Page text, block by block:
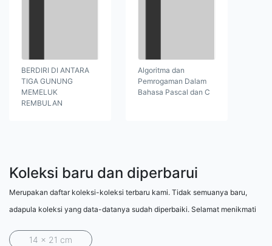
BERDIRI DI ANTARA
TIGA GUNUNG
MEMELUK
REMBULAN
Algoritma dan
Pemrogaman Dalam
Bahasa Pascal dan C
Koleksi baru dan diperbarui
Merupakan daftar koleksi-koleksi terbaru kami. Tidak semuanya baru,
adapula koleksi yang data-datanya sudah diperbaiki. Selamat menikmati
14 x 21 cm